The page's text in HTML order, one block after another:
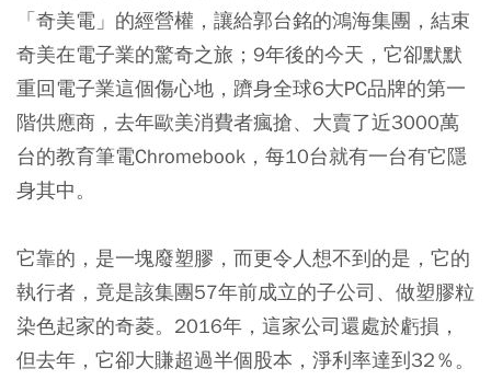
「奇美電」的經營權，讓給郭台銘的鴻海集團，結束
奇美在電子業的驚奇之旅；9年後的今天，它卻默默
重回電子業這個傷心地，躋身全球6大PC品牌的第一
階供應商，去年歐美消費者瘋搶、大賣了近3000萬
台的教育筆電Chromebook，每10台就有一台有它隱
身其中。
它靠的，是一塊廢塑膠，而更令人想不到的是，它的
執行者，竟是該集團57年前成立的子公司、做塑膠粒
染色起家的奇菱。2016年，這家公司還處於虧損，
但去年，它卻大賺超過半個股本，淨利率達到32％。